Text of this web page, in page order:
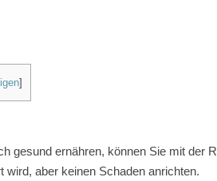
]
gesund ernähren, können Sie mit der
wird, aber keinen Schaden anrichten.